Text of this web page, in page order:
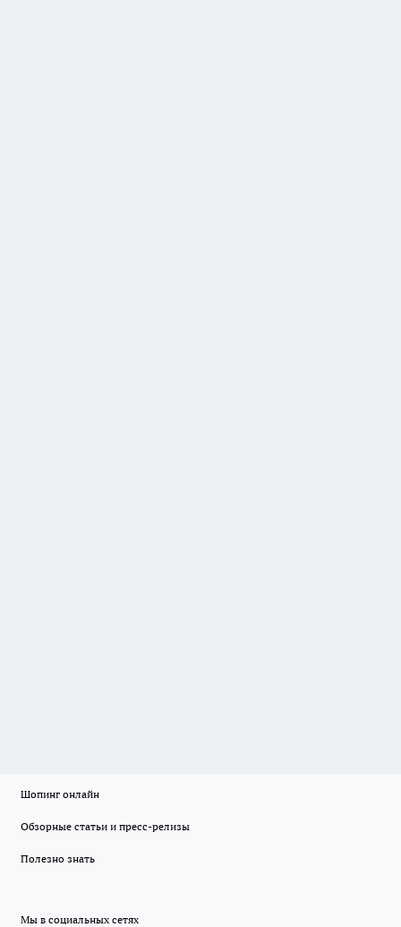
Шопинг онлайн
Обзорные статьи и пресс-релизы
Полезно знать
Мы в социальных сетях